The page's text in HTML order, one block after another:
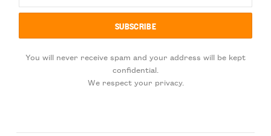
You will never receive spam and your address will be kept
confidential.
We respect your privacy.